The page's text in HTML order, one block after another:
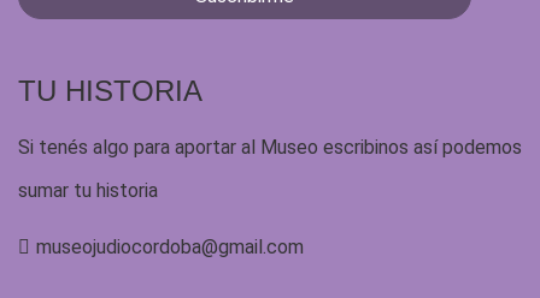
TU HISTORIA
Si tenés algo para aportar al Museo escribinos así podemos
sumar tu historia
museojudiocordoba@gmail.com